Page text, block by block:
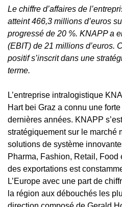
Le chiffre d’affaires de
atteint 466,3 millions d’euros
progressé de 20 %. KNAPP a
(EBIT) de 21 millions d’euros.
positif s’inscrit dans une
terme.
L’entreprise intralogistique
Hart bei Graz a connu une
dernières années. KNAPP
stratégiquement sur le marché
solutions de système
Pharma, Fashion, Retail, Food
des exportations est
L’Europe avec une part de
la région aux débouchés les